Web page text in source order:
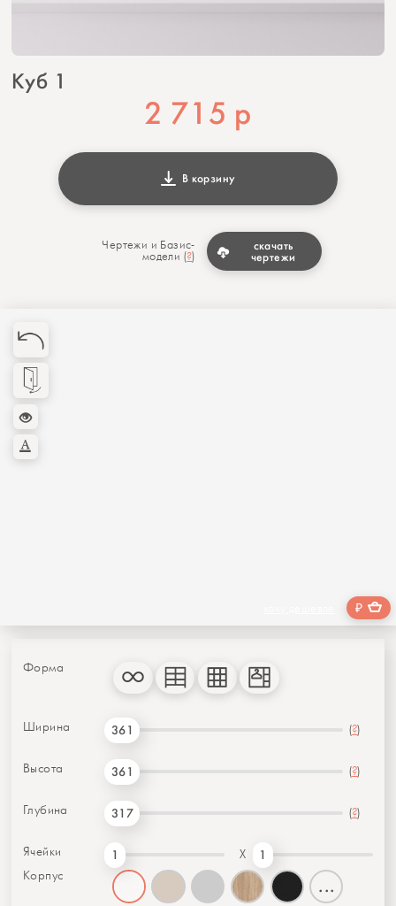
Куб 1
2 715 р
В корзину
Чертежи и Базис-
модели (?)
скачать
чертежи
₽
Форма
Ширина 361 (?)
Высота 361 (?)
Глубина 317 (?)
Ячейки 1 X 1
Корпус ...